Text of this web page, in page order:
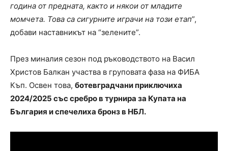
година от предната, както и някои от младите
момчета. Това са сигурните играчи на този етап”,
добави наставникът на “зелените”.
През миналия сезон под ръководството на Васил
Христов Балкан участва в груповата фаза на ФИБА
Къп. Освен това, ботевградчани приключиха
2024/2025 със сребро в турнира за Купата на
България и спечелиха бронз в НБЛ.